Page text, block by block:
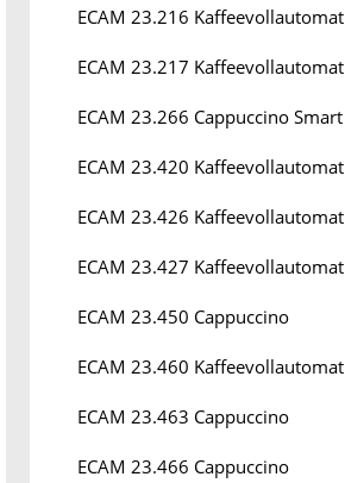
ECAM 23.216 Kaffeevollautomat
ECAM 23.217 Kaffeevollautomat
ECAM 23.266 Cappuccino Smart
ECAM 23.420 Kaffeevollautomat
ECAM 23.426 Kaffeevollautomat
ECAM 23.427 Kaffeevollautomat
ECAM 23.450 Cappuccino
ECAM 23.460 Kaffeevollautomat
ECAM 23.463 Cappuccino
ECAM 23.466 Cappuccino